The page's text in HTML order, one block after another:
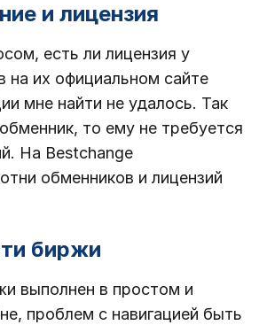
и лицензия
есть ли лицензия у
на их официальном сайте
мне найти не удалось. Так
то ему не требуется
На Bestchange
обменников и лицензий
биржи
выполнен в простом и
проблем с навигацией быть